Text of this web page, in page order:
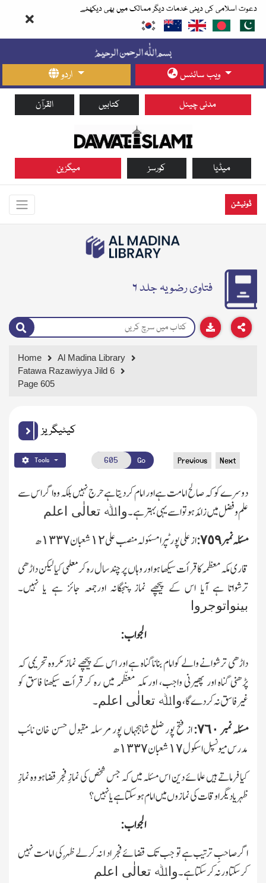
دعوت اسلامی کی دینی خدمات دیگر ممالک میں بھی دیکھئے
اردو ویب سائٹس
القرآن کتابیں مدنی چینل
میگزین کورسز میڈیا
ڈونیشن
فتاوی رضویہ جلد ۶
Home
Al Madina Library
Fatawa Razawiyya Jild 6
Page 605
کیٹیگریز
Tools Go Previous Next
دوسرے کو کہ صالح امامت ہے اور امام کردیتا ہے حرج نہیں بلکہ وہ اگر اس سے
علم وفضل میں زائد ہو تو اسے یہی بہتر ہے۔واﷲ تعالٰی اعلم
مسئلہ نمبر ٧٥٩:
ازعلی پور ٹپرا مسئولہ منصب علی ١٢شعبان ١٣٣٧ھ
قاری مکہ معظمہ کا قرأت سیکھا ہوا ور وہاں پر چند سال رہ کر معلمی کیا لیکن داڑھی
ترشواتا ہے آیا اس کے پیچھے نماز پنجگانہ اورجمعہ جائز ہے یا نہیں۔
بینواتوجروا
الجواب:
داڑھی ترشوانے والے کوامام بنانا گناہ ہے اور اس کے پیچھے نماز مکروہ تحریمی کہ
پڑھنی گناہ اور پھیرنی واجب، اور مکہ معظّمہ میں رہ کر قرأت سیکھنا فاسق کو
غیرفاسق نہ کردے گا،واﷲ تعالٰی اعلم۔
مسئلہ نمبر ٧٦٠:
از فتح پور ضلع شاہجہاں پور مرسلہ مقبول حسن خان نائب
مدرس میونسپل ا سکول ١٧شعبان ١٣٣٧ھ
کیا فرماتے ہیں علمائے دین اس مسئلہ میں کہ جس شخص کی نمازِ فجر قضاہو وہ نمازِ
ظہریا دیگر اوقات کی نمازوں میں امام ہوسکتا ہے یا نہیں؟
الجواب:
اگر صاحبِ ترتیب ہے تو جب تك قضائے فجر اد ا نہ کرلے ظہُر کی امامت نہیں
کرسکتا ور نہ کرسکتا ہے۔واﷲ تعالٰی اعلم